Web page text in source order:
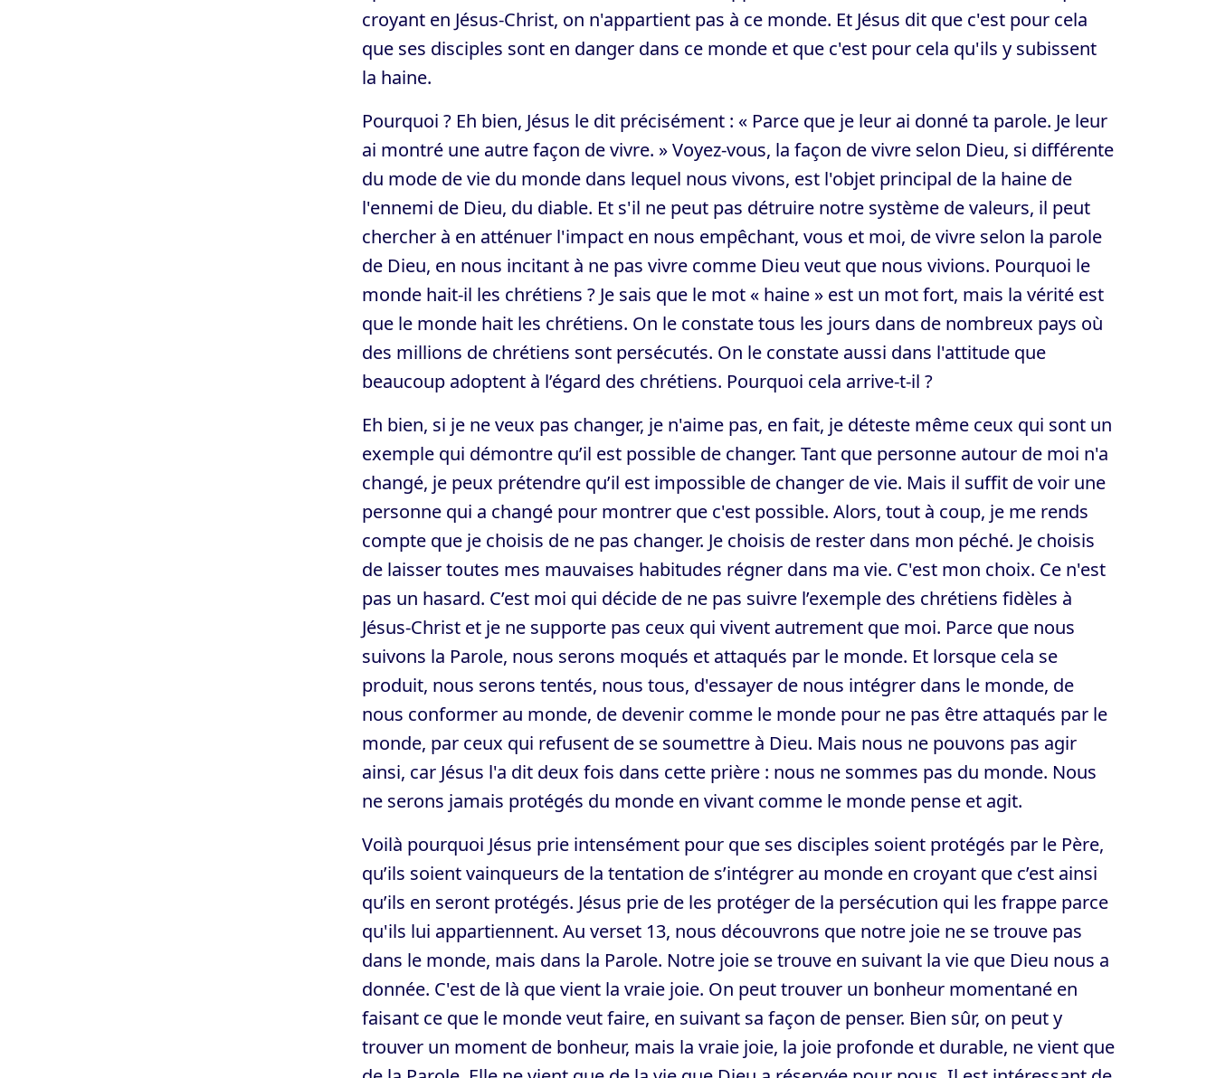
croyant en Jésus-Christ, on n'appartient pas à ce monde. Et Jésus dit que c'est pour cela
que ses disciples sont en danger dans ce monde et que c'est pour cela qu'ils y subissent
la haine.
Pourquoi ? Eh bien, Jésus le dit précisément : « Parce que je leur ai donné ta parole. Je leur
ai montré une autre façon de vivre. » Voyez-vous, la façon de vivre selon Dieu, si différente
du mode de vie du monde dans lequel nous vivons, est l'objet principal de la haine de
l'ennemi de Dieu, du diable. Et s'il ne peut pas détruire notre système de valeurs, il peut
chercher à en atténuer l'impact en nous empêchant, vous et moi, de vivre selon la parole
de Dieu, en nous incitant à ne pas vivre comme Dieu veut que nous vivions. Pourquoi le
monde hait-il les chrétiens ? Je sais que le mot « haine » est un mot fort, mais la vérité est
que le monde hait les chrétiens. On le constate tous les jours dans de nombreux pays où
des millions de chrétiens sont persécutés. On le constate aussi dans l'attitude que
beaucoup adoptent à l’égard des chrétiens. Pourquoi cela arrive-t-il ?
Eh bien, si je ne veux pas changer, je n'aime pas, en fait, je déteste même ceux qui sont un
exemple qui démontre qu’il est possible de changer. Tant que personne autour de moi n'a
changé, je peux prétendre qu’il est impossible de changer de vie. Mais il suffit de voir une
personne qui a changé pour montrer que c'est possible. Alors, tout à coup, je me rends
compte que je choisis de ne pas changer. Je choisis de rester dans mon péché. Je choisis
de laisser toutes mes mauvaises habitudes régner dans ma vie. C'est mon choix. Ce n'est
pas un hasard. C’est moi qui décide de ne pas suivre l’exemple des chrétiens fidèles à
Jésus-Christ et je ne supporte pas ceux qui vivent autrement que moi. Parce que nous
suivons la Parole, nous serons moqués et attaqués par le monde. Et lorsque cela se
produit, nous serons tentés, nous tous, d'essayer de nous intégrer dans le monde, de
nous conformer au monde, de devenir comme le monde pour ne pas être attaqués par le
monde, par ceux qui refusent de se soumettre à Dieu. Mais nous ne pouvons pas agir
ainsi, car Jésus l'a dit deux fois dans cette prière : nous ne sommes pas du monde. Nous
ne serons jamais protégés du monde en vivant comme le monde pense et agit.
Voilà pourquoi Jésus prie intensément pour que ses disciples soient protégés par le Père,
qu’ils soient vainqueurs de la tentation de s’intégrer au monde en croyant que c’est ainsi
qu’ils en seront protégés. Jésus prie de les protéger de la persécution qui les frappe parce
qu'ils lui appartiennent. Au verset 13, nous découvrons que notre joie ne se trouve pas
dans le monde, mais dans la Parole. Notre joie se trouve en suivant la vie que Dieu nous a
donnée. C'est de là que vient la vraie joie. On peut trouver un bonheur momentané en
faisant ce que le monde veut faire, en suivant sa façon de penser. Bien sûr, on peut y
trouver un moment de bonheur, mais la vraie joie, la joie profonde et durable, ne vient que